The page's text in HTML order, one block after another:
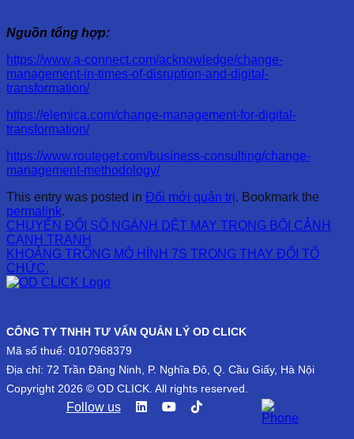
Nguồn tổng hợp:
https://www.a-connect.com/acknowledge/change-
management-in-times-of-disruption-and-digital-
transformation/
https://elemica.com/change-management-for-digital-
transformation/
https://www.routeget.com/business-consulting/change-
management-methodology/
This entry was posted in Đổi mới quản trị. Bookmark the
permalink.
CHUYỂN ĐỔI SỐ NGÀNH DỆT MAY TRONG BỐI CẢNH
CẠNH TRANH
KHOẢNG TRỐNG MÔ HÌNH 7S TRONG THAY ĐỔI TỔ
CHỨC.
CÔNG TY TNHH TƯ VẤN QUẢN LÝ OD CLICK
Mã số thuế: 0107968379
Địa chỉ: 72 Trần Đăng Ninh, P. Nghĩa Đô, Q. Cầu Giấy, Hà Nội
Copyright 2026 © OD CLICK. All rights reserved.
Follow us